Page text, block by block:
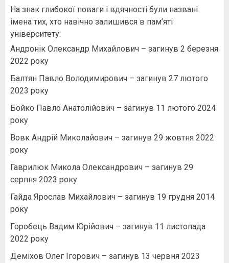
На знак глибокої поваги і вдячності були названі
імена тих, хто навічно залишився в пам’яті
університету:
Андронік Олександр Михайлович – загинув 2 березня
2022 року
Балтян Павло Володимирович – загинув 27 лютого
2023 року
Бойко Павло Анатолійович – загинув 11 лютого 2024
року
Вовк Андрій Миколайович – загинув 29 жовтня 2022
року
Гаврилюк Микола Олександрович – загинув 29
серпня 2023 року
Гайда Ярослав Михайлович – загинув 19 грудня 2014
року
Горобець Вадим Юрійович – загинув 11 листопада
2022 року
Деміхов Олег Ігорович – загинув 13 червня 2023